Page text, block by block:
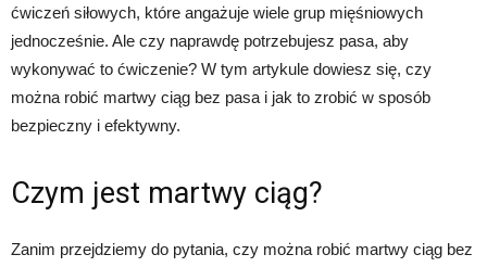
ćwiczeń siłowych, które angażuje wiele grup mięśniowych
jednocześnie. Ale czy naprawdę potrzebujesz pasa, aby
wykonywać to ćwiczenie? W tym artykule dowiesz się, czy
można robić martwy ciąg bez pasa i jak to zrobić w sposób
bezpieczny i efektywny.
Czym jest martwy ciąg?
Zanim przejdziemy do pytania, czy można robić martwy ciąg bez